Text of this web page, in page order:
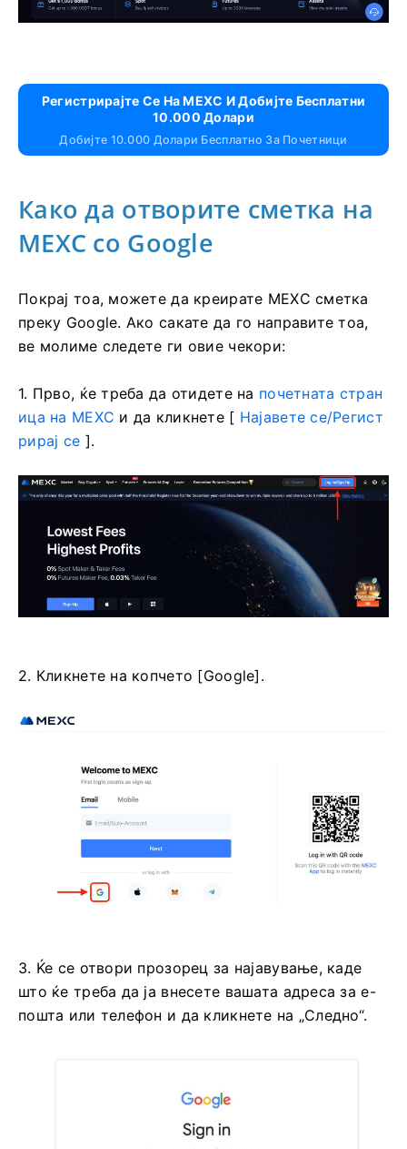
Регистрирајте Се На MEXC И Добијте Бесплатни
10.000 Долари
Добијте 10.000 Долари Бесплатно За Почетници
Како да отворите сметка на
MEXC со Google
Покрај тоа, можете да креирате MEXC сметка
преку Google. Ако сакате да го направите тоа,
ве молиме следете ги овие чекори:
1. Прво, ќе треба да отидете на почетната стран
ица на MEXC и да кликнете [ Најавете се/Регист
рирај се ].
2. Кликнете на копчето [Google].
3. Ќе се отвори прозорец за најавување, каде
што ќе треба да ја внесете вашата адреса за е-
пошта или телефон и да кликнете на „Следно“.